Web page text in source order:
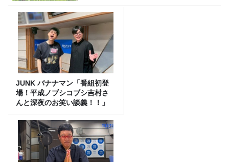
JUNK バナナマン「番組初登
場！平成ノブシコブシ吉村さ
んと深夜のお笑い談義！！」